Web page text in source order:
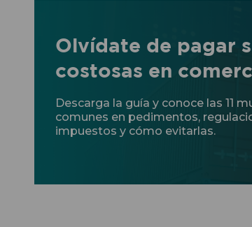
Olvídate de pagar
costosas en
Descarga la guía y conoce las 11
comunes en pedimentos,
impuestos y cómo evitarlas.